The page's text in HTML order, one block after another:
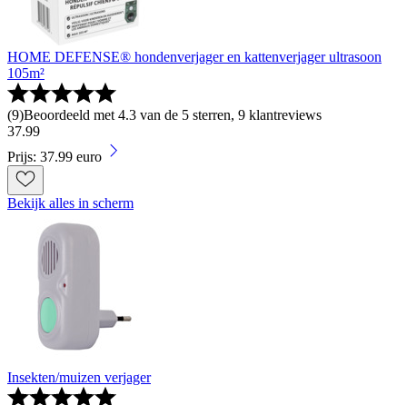
HOME DEFENSE® hondenverjager en kattenverjager ultrasoon
105m²
(9)Beoordeeld met 4.3 van de 5 sterren, 9 klantreviews
37.99
Prijs: 37.99 euro
Bekijk alles in scherm
Insekten/muizen verjager